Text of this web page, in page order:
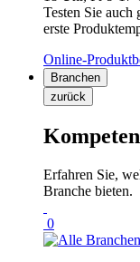
Testen Sie auch
erste
Online-
Branchen
zurück
Erfahren Sie,
Branche bieten.
0